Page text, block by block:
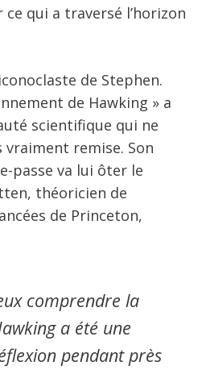
qui a traversé l’horizon
de Stephen.
de Hawking » a
scientifique qui ne
vraiment remise. Son
passe va lui ôter le
théoricien de
de Princeton,
comprendre la
a été une
pendant près